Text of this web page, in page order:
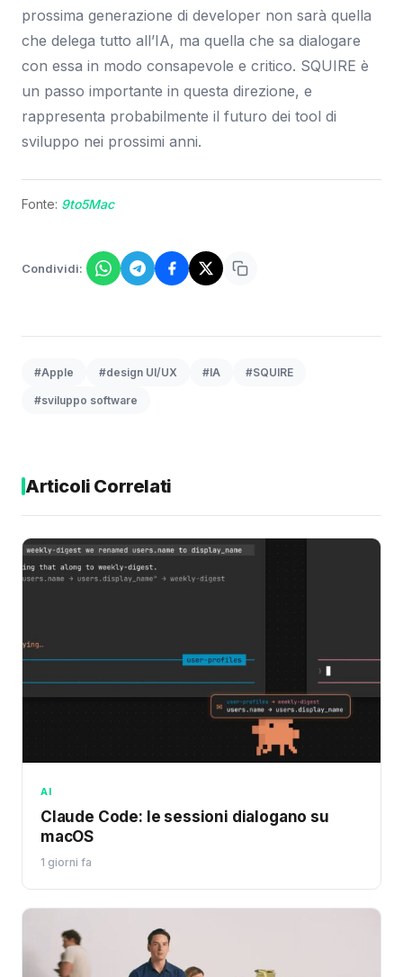
prossima generazione di developer non sarà quella
che delega tutto all’IA, ma quella che sa dialogare
con essa in modo consapevole e critico. SQUIRE è
un passo importante in questa direzione, e
rappresenta probabilmente il futuro dei tool di
sviluppo nei prossimi anni.
Fonte: 9to5Mac
Condividi:
#Apple #design UI/UX #IA #SQUIRE
#sviluppo software
Articoli Correlati
AI
Claude Code: le sessioni dialogano su
macOS
1 giorni fa